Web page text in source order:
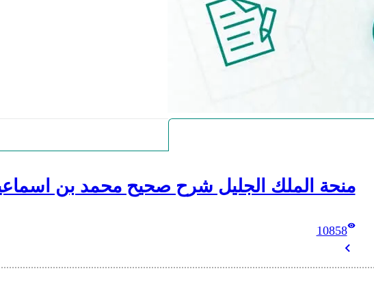
منحة الملك الجليل شرح صحيح محمد بن
10858